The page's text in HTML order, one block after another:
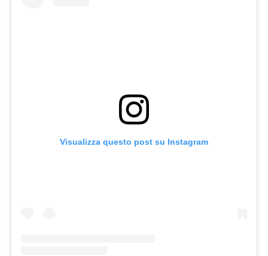
Visualizza questo post su Instagram